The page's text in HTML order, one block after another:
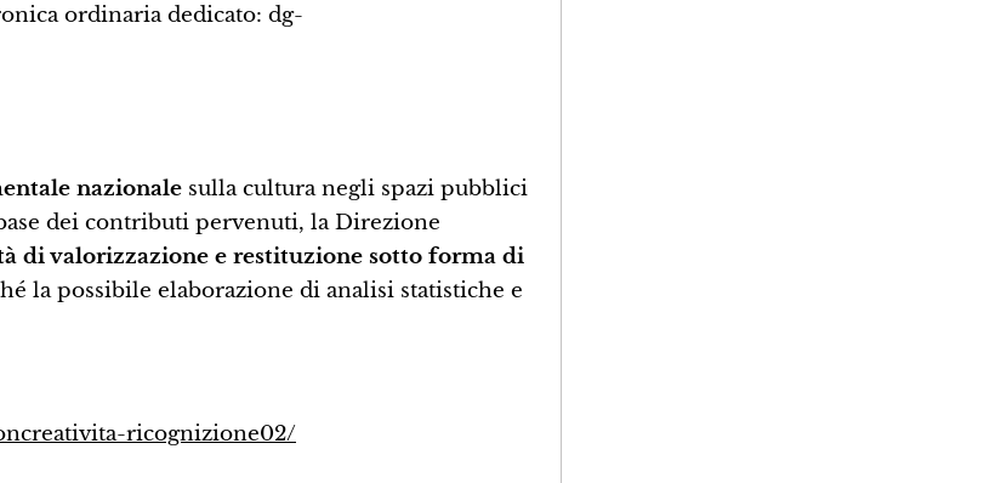
ordinaria dedicato: dg-
nazionale sulla cultura negli spazi pubblici
dei contributi pervenuti, la Direzione
di valorizzazione e restituzione sotto forma di
la possibile elaborazione di analisi statistiche e
ricognizione02/